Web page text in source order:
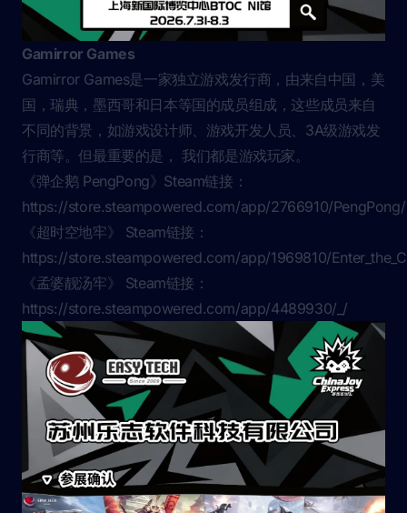
Gamirror Games
Gamirror Games是一家独立游戏发行商，由来自中国，美
国，瑞典，墨西哥和日本等国的成员组成，这些成员来自
不同的背景，如游戏设计师、游戏开发人员、3A级游戏发
行商等。但最重要的是， 我们都是游戏玩家。
《弹企鹅 PengPong》Steam链接：
https://store.steampowered.com/app/2766910/PengPong/
《超时空地牢》 Steam链接：
https://store.steampowered.com/app/1969810/
《孟婆靓汤牢》 Steam链接：
https://store.steampowered.com/app/4489930/_/